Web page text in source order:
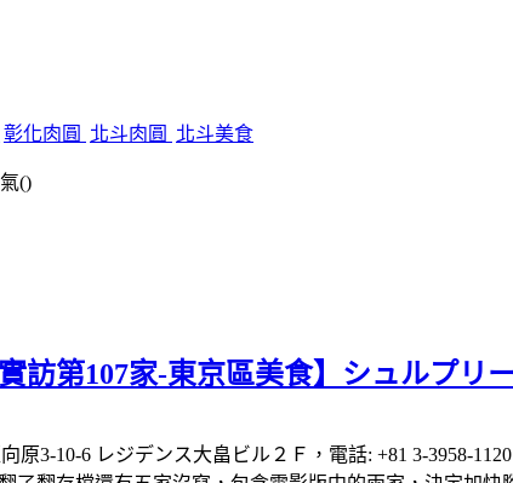
彰化肉圓 北斗肉圓 北斗美食
()
訪第107家-東京區美食】シュルプリ
原3-10-6 レジデンス大畠ビル２Ｆ，電話: +81 3-3958-